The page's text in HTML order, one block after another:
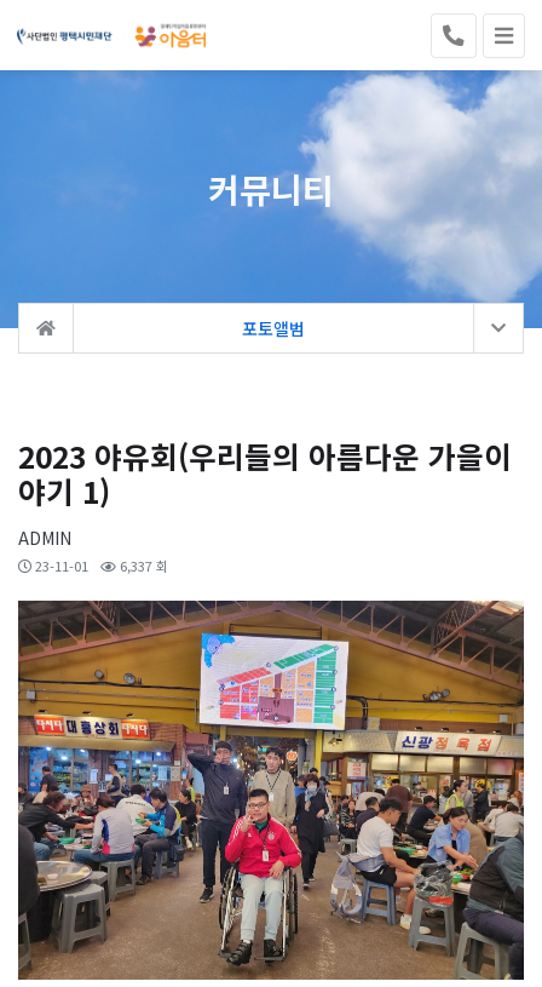
커뮤니티
포토앨범
2023 야유회(우리들의 아름다운 가을이
야기 1)
ADMIN
23-11-01 6,337 회